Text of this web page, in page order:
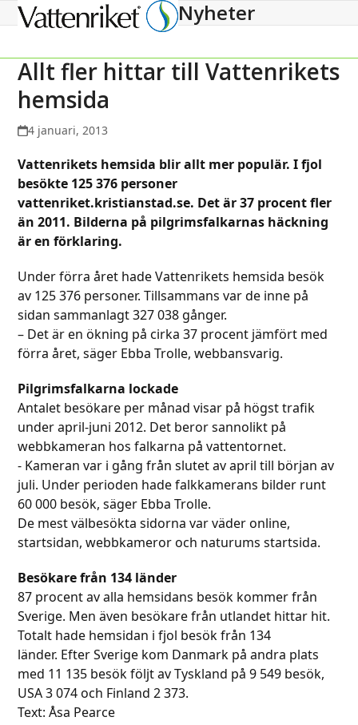
Open
menu
Close
menu
Nyheter
Allt fler hittar till Vattenrikets
hemsida
4 januari, 2013
Vattenrikets hemsida blir allt mer populär. I fjol
besökte 125 376 personer
vattenriket.kristianstad.se. Det är 37 procent fler
än 2011. Bilderna på pilgrimsfalkarnas häckning
är en förklaring.
Under förra året hade Vattenrikets hemsida besök
av 125 376 personer. Tillsammans var de inne på
sidan sammanlagt 327 038 gånger.
– Det är en ökning på cirka 37 procent jämfört med
förra året, säger Ebba Trolle, webbansvarig.
Pilgrimsfalkarna lockade
Antalet besökare per månad visar på högst trafik
under april-juni 2012. Det beror sannolikt på
webbkameran hos falkarna på vattentornet.
­- Kameran var i gång från slutet av april till början av
juli. Under perioden hade falkkamerans bilder runt
60 000 besök, säger Ebba Trolle.
De mest välbesökta sidorna var väder online,
startsidan, webbkameror och naturums startsida.
Besökare från 134 länder
87 procent av alla hemsidans besök kommer från
Sverige. Men även besökare från utlandet hittar hit.
Totalt hade hemsidan i fjol besök från 134
länder. Efter Sverige kom Danmark på andra plats
med 11 135 besök följt av Tyskland på 9 549 besök,
USA 3 074 och Finland 2 373.
Text: Åsa Pearce